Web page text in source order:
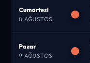
Cumartesi
8 AĞUSTOS
Pazar
9 AĞUSTOS